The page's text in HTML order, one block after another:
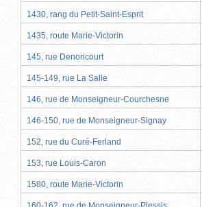
1430, rang du Petit-Saint-Esprit
1435, route Marie-Victorin
145, rue Denoncourt
145-149, rue La Salle
146, rue de Monseigneur-Courchesne
146-150, rue de Monseigneur-Signay
152, rue du Curé-Ferland
153, rue Louis-Caron
1580, route Marie-Victorin